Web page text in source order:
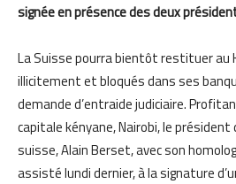
signée en présence des deux
La Suisse pourra bientôt restituer au
illicitement et bloqués dans ses
demande d’entraide judiciaire.
capitale kényane, Nairobi, le
suisse, Alain Berset, avec son
assisté lundi dernier, à la signature